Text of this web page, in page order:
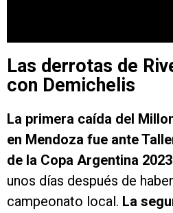
Las derrotas de
con Demichelis
La primera caída del
en Mendoza fue ante
de la Copa Argentina
unos días después de
campeonato local. La